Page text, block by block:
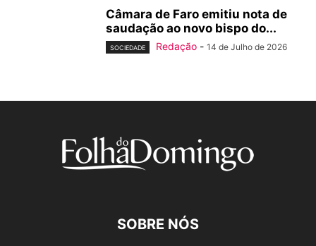
Câmara de Faro emitiu nota de
saudação ao novo bispo do...
SOCIEDADE Redação - 14 de Julho de 2026
SOBRE NÓS